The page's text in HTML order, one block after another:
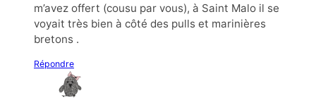
m’avez offert (cousu par vous), à Saint Malo il se
voyait très bien à côté des pulls et marinières
bretons .
Répondre